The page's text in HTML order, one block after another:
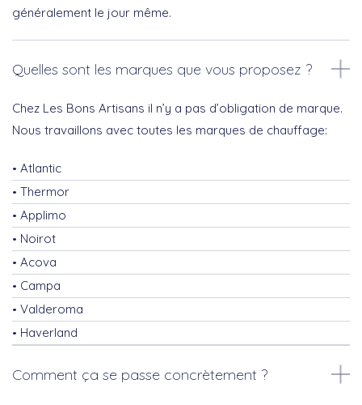
généralement le jour même.
Quelles sont les marques que vous proposez ?
Chez Les Bons Artisans il n’y a pas d’obligation de marque.
Nous travaillons avec toutes les marques de chauffage:
Atlantic
Thermor
Applimo
Noirot
Acova
Campa
Valderoma
Haverland
Comment ça se passe concrètement ?